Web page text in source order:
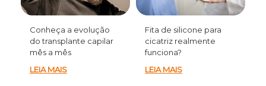
Conheça a evolução
do transplante capilar
mês a mês
LEIA MAIS
Fita de silicone para
cicatriz realmente
funciona?
LEIA MAIS